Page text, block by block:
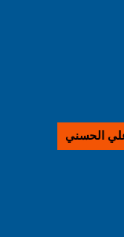
الحسني